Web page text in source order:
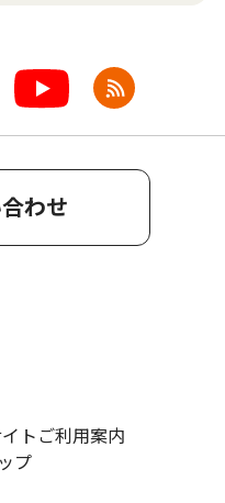
わせ
トご利用案内
プ